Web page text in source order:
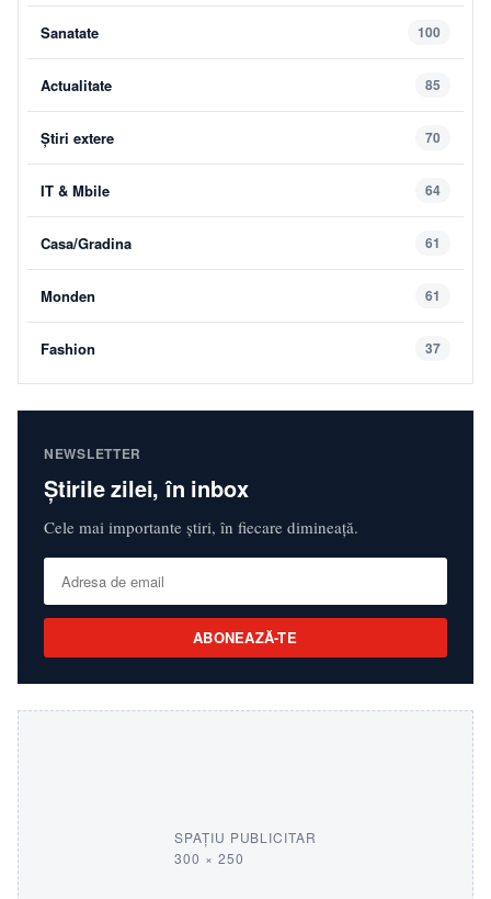
Sanatate 100
Actualitate 85
Știri extere 70
IT & Mbile 64
Casa/Gradina 61
Monden 61
Fashion 37
NEWSLETTER
Știrile zilei, în inbox
Cele mai importante știri, în fiecare dimineață.
ABONEAZĂ-TE
SPAȚIU PUBLICITAR
300 × 250